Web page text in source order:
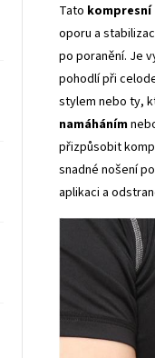
Tato
oporu a
po poranění. Je
pohodlí při
stylem nebo ty,
namáháním
přizpůsobit
snadné nošení
aplikaci a